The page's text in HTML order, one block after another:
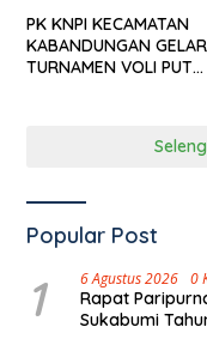
PK KNPI KECAMATAN
KABANDUNGAN GELAR
TURNAMEN VOLI PUTRI
Popular Post
1 6 Agustus 2026 0
Rapat
Sukabumi